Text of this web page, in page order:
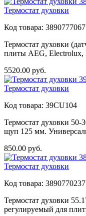
Термостат духовки
Код товара: 3890777067
Термостат духовки
плиты AEG, Electrolux,
5520.00 руб.
Термостат духовки
Код товара: 39CU104
Термостат духовки
щуп 125 мм.
850.00 руб.
Термостат духовки
Код товара: 3890770237
Термостат духовки
регулируемый для